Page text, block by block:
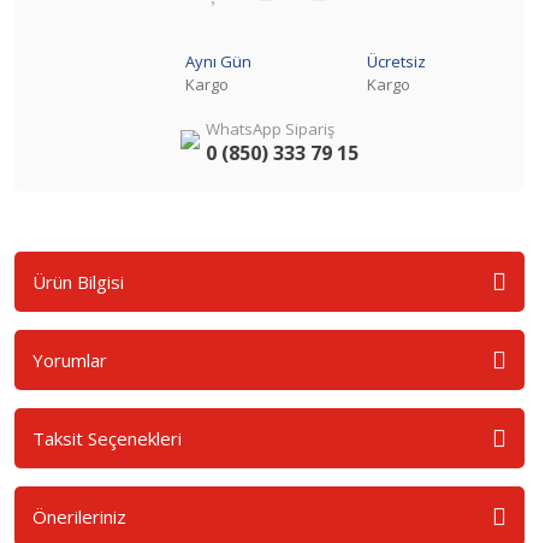
Aynı Gün
Kargo
Ücretsiz
Kargo
WhatsApp Sipariş
0 (850) 333 79 15
Ürün Bilgisi
Yorumlar
Taksit Seçenekleri
Önerileriniz